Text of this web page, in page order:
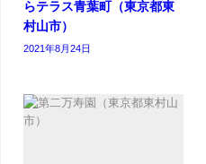
らテラス青葉町（東京都東
村山市）
2021年8月24日